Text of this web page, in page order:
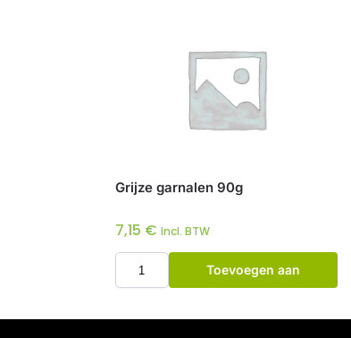
Grijze garnalen 90g
7,15 € Incl. BTW
Toevoegen aan